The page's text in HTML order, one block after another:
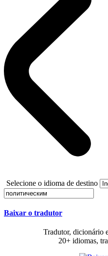
Selecione o idioma de destino
Baixar o tradutor
Tradutor, dicionário
20+ idiomas,